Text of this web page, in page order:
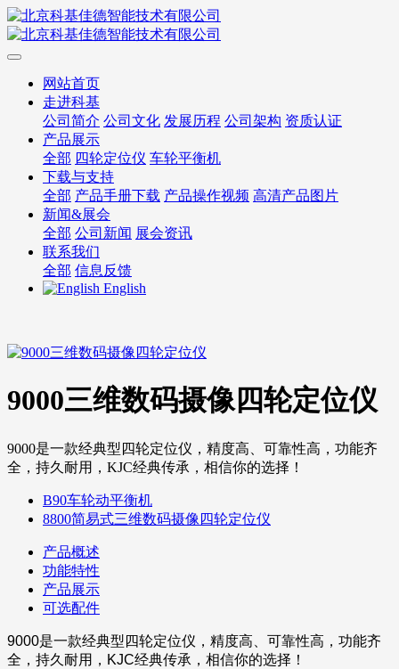
网站首页
走进科基
公司简介 公司文化 发展历程 公司架构 资质认证
产品展示
全部 四轮定位仪 车轮平衡机
下载与支持
全部 产品手册下载 产品操作视频 高清产品图片
新闻&展会
全部 公司新闻 展会资讯
联系我们
全部 信息反馈
English
9000三维数码摄像四轮定位仪
9000是一款经典型四轮定位仪，精度高、可靠性高，功能齐
全，持久耐用，KJC经典传承，相信你的选择！
B90车轮动平衡机
8800简易式三维数码摄像四轮定位仪
产品概述
功能特性
产品展示
可选配件
9000是一款经典型四轮定位仪，精度高、可靠性高，功能齐
全，持久耐用，KJC经典传承，相信你的选择！